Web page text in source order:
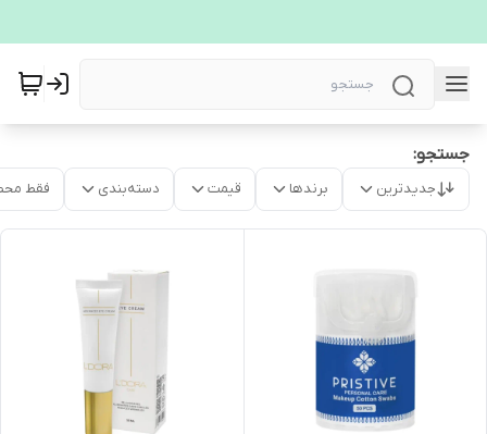
جستجو:
جدیدترین برندها قیمت دسته‌بندی فقط